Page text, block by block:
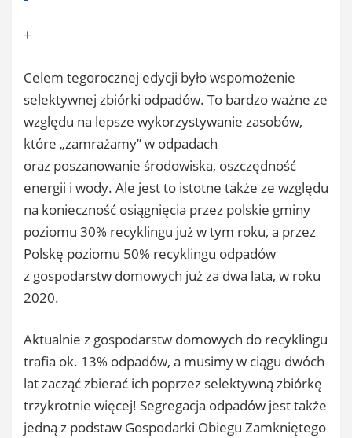
+
Celem tegorocznej edycji było wspomożenie
selektywnej zbiórki odpadów. To bardzo ważne ze
względu na lepsze wykorzystywanie zasobów,
które „zamrażamy” w odpadach
oraz poszanowanie środowiska, oszczędność
energii i wody. Ale jest to istotne także ze względu
na konieczność osiągnięcia przez polskie gminy
poziomu 30% recyklingu już w tym roku, a przez
Polskę poziomu 50% recyklingu odpadów
z gospodarstw domowych już za dwa lata, w roku
2020.
Aktualnie z gospodarstw domowych do recyklingu
trafia ok. 13% odpadów, a musimy w ciągu dwóch
lat zacząć zbierać ich poprzez selektywną zbiórkę
trzykrotnie więcej! Segregacja odpadów jest także
jedną z podstaw Gospodarki Obiegu Zamkniętego